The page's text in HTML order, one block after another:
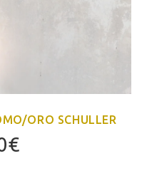
ORO SCHULLER
€